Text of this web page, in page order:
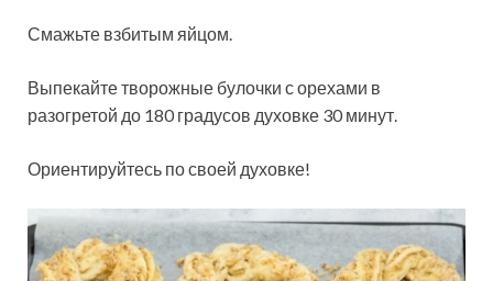
Смажьте взбитым яйцом.
Выпекайте творожные булочки с орехами в
разогретой до 180 градусов духовке 30 минут.
Ориентируйтесь по своей духовке!